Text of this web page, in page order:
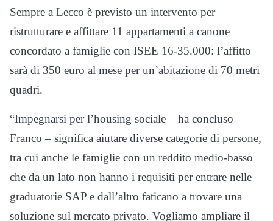
Sempre a Lecco è previsto un intervento per
ristrutturare e affittare 11 appartamenti a canone
concordato a famiglie con ISEE 16-35.000: l’affitto
sarà di 350 euro al mese per un’abitazione di 70 metri
quadri.
“Impegnarsi per l’housing sociale – ha concluso
Franco – significa aiutare diverse categorie di persone,
tra cui anche le famiglie con un reddito medio-basso
che da un lato non hanno i requisiti per entrare nelle
graduatorie SAP e dall’altro faticano a trovare una
soluzione sul mercato privato. Vogliamo ampliare il